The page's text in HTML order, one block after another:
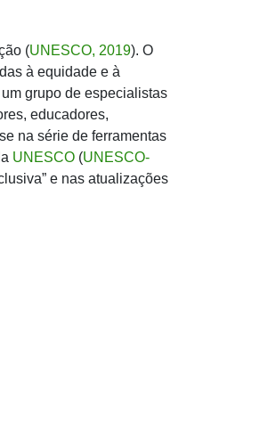
(UNESCO, 2019). O
à equidade e à
grupo de especialistas
educadores,
na série de ferramentas
UNESCO (UNESCO-
e nas atualizações